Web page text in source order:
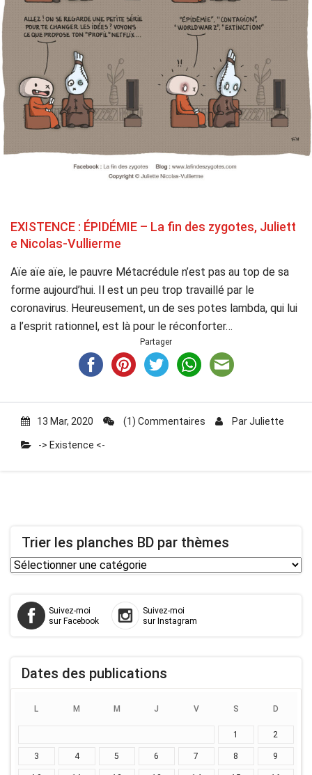
EXISTENCE : ÉPIDÉMIE – La fin des zygotes, Juliett
e Nicolas-Vullierme
Aïe aïe aïe, le pauvre Métacrédule n’est pas au top de sa
forme aujourd’hui. Il est un peu trop travaillé par le
coronavirus. Heureusement, un de ses potes lambda, qui lui
a l’esprit rationnel, est là pour le réconforter…
Partager
13 Mar, 2020 (1) Commentaires ParJuliette
-> Existence <-
Trier les planches BD par thèmes
Trier
BD
par
Suivez-moi
sur Facebook
Suivez-moi
sur Instagram
Dates des publications
L M M J V S D
1 2
3 4 5 6 7 8 9